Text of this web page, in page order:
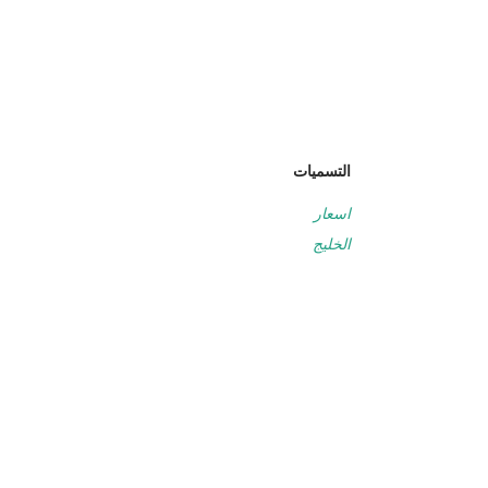
التسميات
اسعار
الخليج